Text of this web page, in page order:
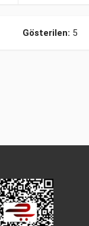
Gösterilen: 5